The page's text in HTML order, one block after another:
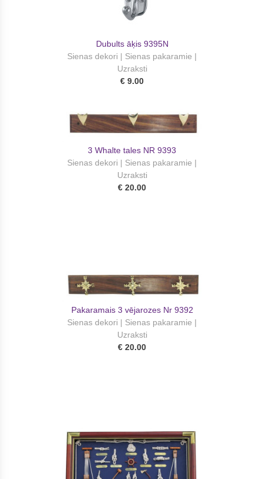
Dubults āķis 9395N
Sienas dekori | Sienas pakaramie |
Uzraksti
€ 9.00
3 Whalte tales NR 9393
Sienas dekori | Sienas pakaramie |
Uzraksti
€ 20.00
Pakaramais 3 vējarozes Nr 9392
Sienas dekori | Sienas pakaramie |
Uzraksti
€ 20.00